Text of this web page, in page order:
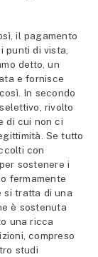
il pagamento
di vista,
detto, un
e fornisce
In secondo
rivolto
di cui non ci
Se tutto
con
sostenere i
fermamente
si tratta di una
è sostenuta
una ricca
compreso
studi